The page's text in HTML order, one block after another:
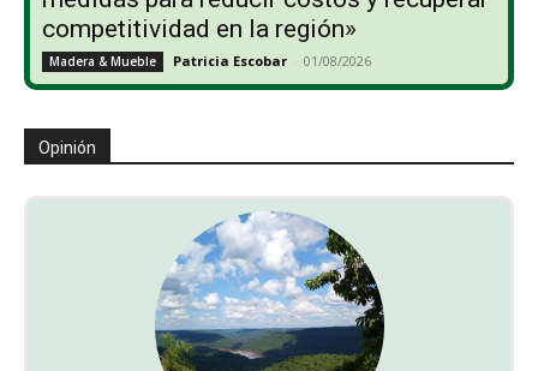
competitividad en la región»
Madera & Mueble Patricia Escobar - 01/08/2026
Opinión